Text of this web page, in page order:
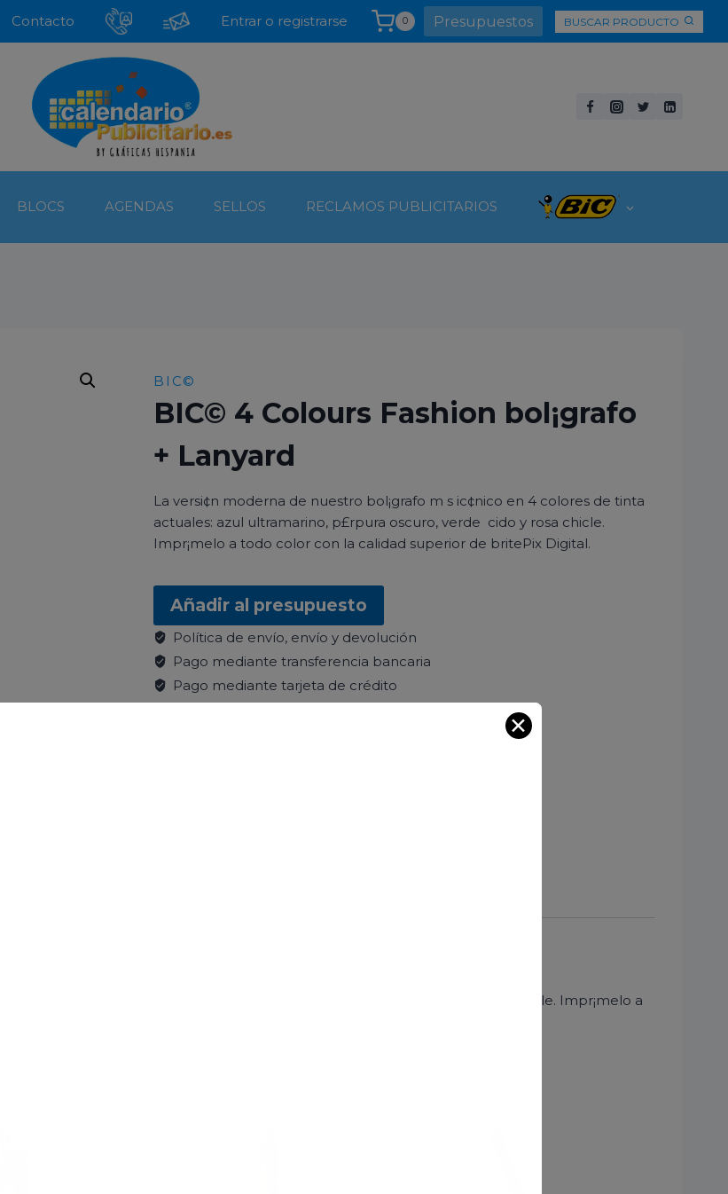
Contacto Entrar o registrarse 0 Presupuestos BUSCAR PRODUCTO
BLOCS AGENDAS SELLOS RECLAMOS PUBLICITARIOS
BIC©
BIC© 4 Colours Fashion bol¡grafo
+ Lanyard
La versi¢n moderna de nuestro bol¡grafo m s ic¢nico en 4 colores de tinta
actuales: azul ultramarino, p£rpura oscuro, verde cido y rosa chicle.
Impr¡melo a todo color con la calidad superior de britePix Digital.
Añadir al presupuesto
Política de envío, envío y devolución
Pago mediante transferencia bancaria
Pago mediante tarjeta de crédito
de tinta actuales: azul ultramarino, p£rpura oscuro, verde cido y rosa chicle. Impr¡melo a
modal-check
✕